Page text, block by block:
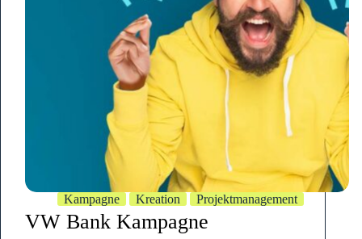
Kampagne Kreation Projektmanagement
VW Bank Kampagne